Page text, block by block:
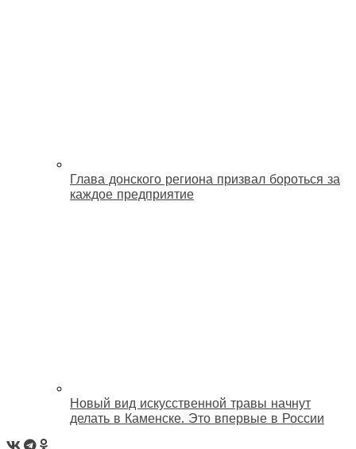
Глава донского региона призвал бороться за
каждое предприятие
Новый вид искусственной травы начнут
делать в Каменске. Это впервые в России